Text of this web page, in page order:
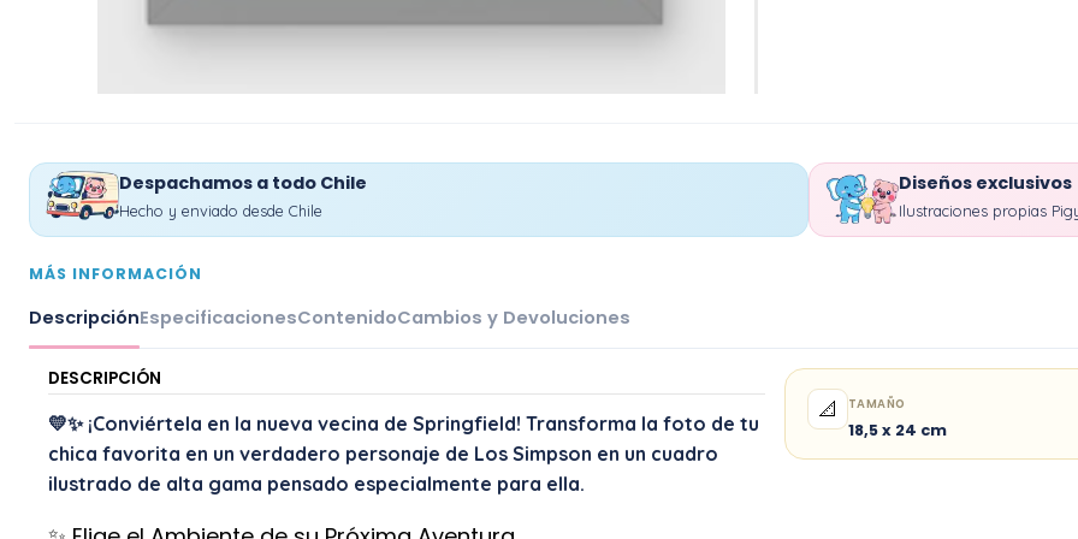
Despachamos a todo Chile
Hecho y enviado desde Chile
Diseños exclusivos
Ilustraciones propias
MÁS INFORMACIÓN
DescripciónEspecificacionesContenidoCambios y Devoluciones
DESCRIPCIÓN
💛✨ ¡Conviértela en la nueva vecina de Springfield! Transforma la foto de tu
chica favorita en un verdadero personaje de Los Simpson en un cuadro
ilustrado de alta gama pensado especialmente para ella.
📐 TAMAÑO
18,5 x 24 cm